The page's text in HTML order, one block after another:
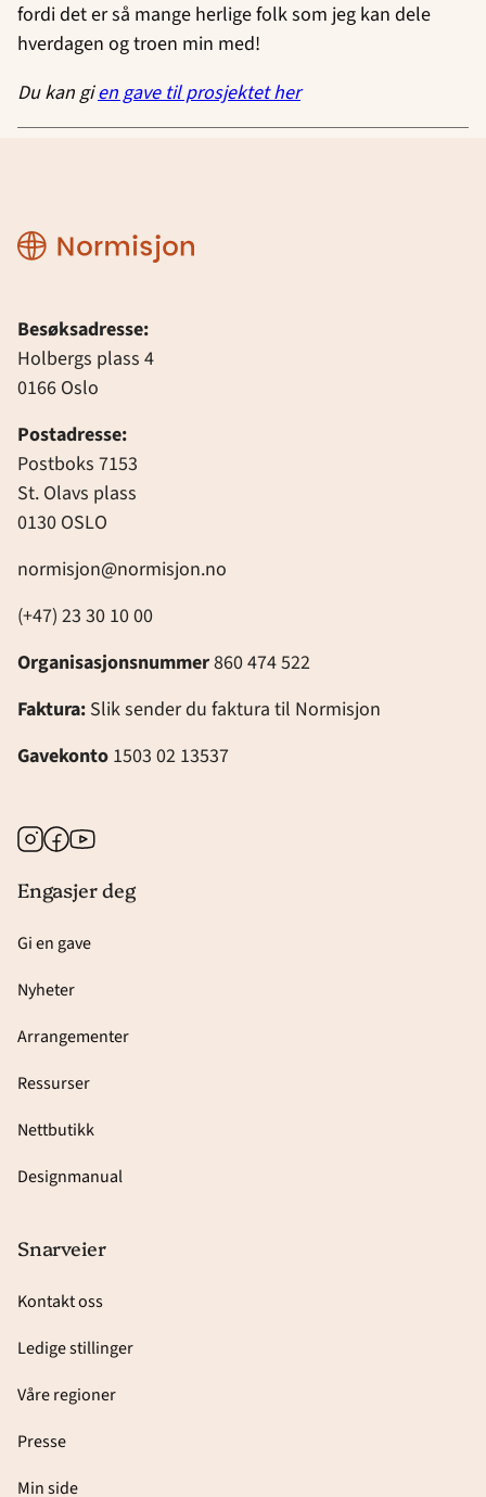
fordi det er så mange herlige folk som jeg kan dele
hverdagen og troen min med!
Du kan gien gave til prosjektet her
Normisjon
Besøksadresse:
Holbergs plass 4
0166 Oslo
Postadresse:
Postboks 7153
St. Olavs plass
0130 OSLO
normisjon@normisjon.no
(+47) 23 30 10 00
Organisasjonsnummer860 474 522
Faktura: Slik sender du faktura til Normisjon
Gavekonto 1503 02 13537
Instagram
Facebook
Youtube
Engasjer deg
Gi en gave
Nyheter
Arrangementer
Ressurser
Nettbutikk
Designmanual
Snarveier
Kontakt oss
Ledige stillinger
Våre regioner
Presse
Min side